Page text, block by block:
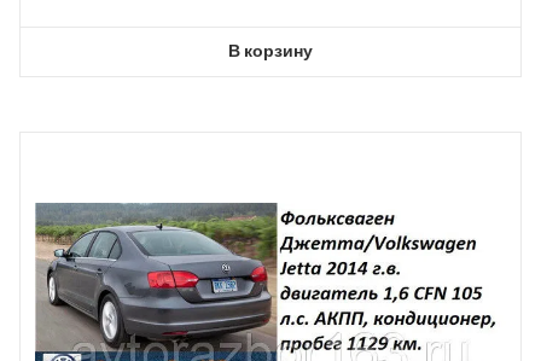
В корзину